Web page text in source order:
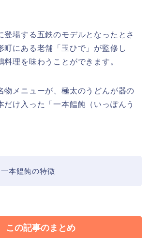
登場する五鉄のモデルとなったとさ
町にある老舗「玉ひで」が監修し
料理を味わうことができます。
物メニューが、極太のうどんが器の
だけ入った「一本饂飩（いっぽんう
本饂飩の特徴
この記事のまとめ